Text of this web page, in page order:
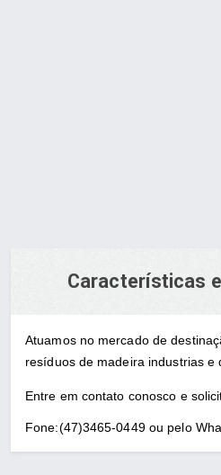
Características
Atuamos no mercado de
resíduos de madeira industrias e
Entre em contato conosco e s
Fone:(47)3465-0449 ou pelo